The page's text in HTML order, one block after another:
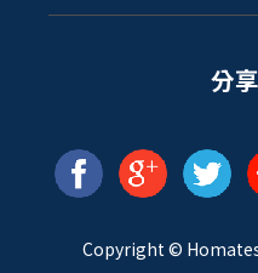
分
Copyright ©